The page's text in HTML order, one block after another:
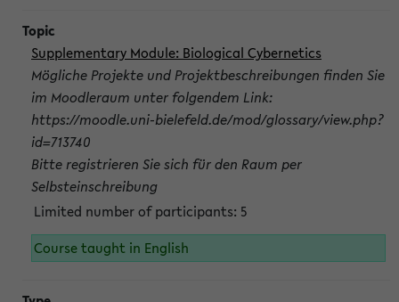
Supplementary Module: Biological Cybernetics
Mögliche Projekte und Projektbeschreibungen finden Sie
im Moodleraum unter folgendem Link:
https://moodle.uni-bielefeld.de/mod/glossary/view.php?
id=713740
Bitte registrieren Sie sich für den Raum per
Selbsteinschreibung
Limited number of participants: 5
Course taught in English